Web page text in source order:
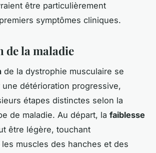
être particulièrement
symptômes cliniques.
de la maladie
de la dystrophie musculaire se
une détérioration progressive,
étapes distinctes selon la
de maladie. Au départ, la faiblesse
être légère, touchant
muscles des hanches et des